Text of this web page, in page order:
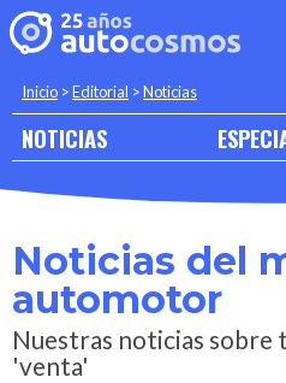
Inicio >Editorial >Noticias
NOTICIAS
Noticias del
automotor
Nuestras noticias sobre
'venta'